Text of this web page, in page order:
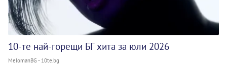
10-те най-горещи БГ хита за юли 2026
MelomanBG - 10te.bg